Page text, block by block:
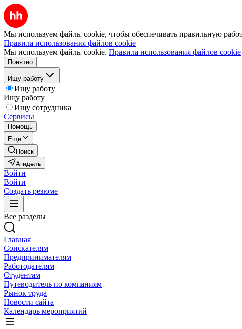
Мы используем файлы cookie, чтобы обеспечивать правильную
Правила использования файлов cookie
Мы используем файлы cookie. Правила использования файлов cookie
Понятно
Ищу работу
Ищу работу
Ищу работу
Ищу сотрудника
Сервисы
Помощь
Ещё
Поиск
Агидель
Войти
Войти
Создать резюме
Все разделы
Главная
Соискателям
Предпринимателям
Работодателям
Студентам
Путеводитель по компаниям
Рынок труда
Новости сайта
Календарь мероприятий